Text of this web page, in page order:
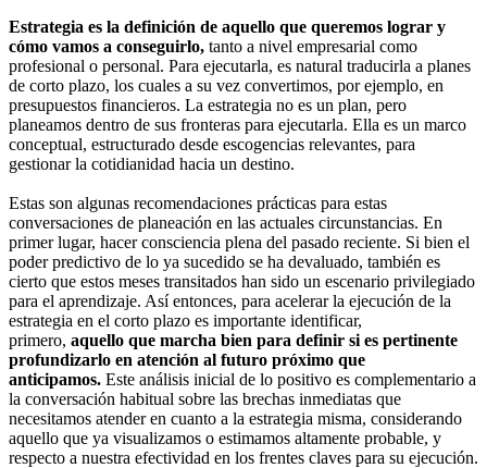
Estrategia es la definición de aquello que queremos lograr y
cómo vamos a conseguirlo, tanto a nivel empresarial como
profesional o personal. Para ejecutarla, es natural traducirla a planes
de corto plazo, los cuales a su vez convertimos, por ejemplo, en
presupuestos financieros. La estrategia no es un plan, pero
planeamos dentro de sus fronteras para ejecutarla. Ella es un marco
conceptual, estructurado desde escogencias relevantes, para
gestionar la cotidianidad hacia un destino.
Estas son algunas recomendaciones prácticas para estas
conversaciones de planeación en las actuales circunstancias. En
primer lugar, hacer consciencia plena del pasado reciente. Si bien el
poder predictivo de lo ya sucedido se ha devaluado, también es
cierto que estos meses transitados han sido un escenario privilegiado
para el aprendizaje. Así entonces, para acelerar la ejecución de la
estrategia en el corto plazo es importante identificar,
primero, aquello que marcha bien para definir si es pertinente
profundizarlo en atención al futuro próximo que
anticipamos. Este análisis inicial de lo positivo es complementario a
la conversación habitual sobre las brechas inmediatas que
necesitamos atender en cuanto a la estrategia misma, considerando
aquello que ya visualizamos o estimamos altamente probable, y
respecto a nuestra efectividad en los frentes claves para su ejecución.